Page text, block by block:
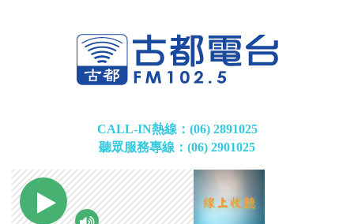
CALL-IN熱線：(06) 2891025
聽眾服務專線：(06) 2901025